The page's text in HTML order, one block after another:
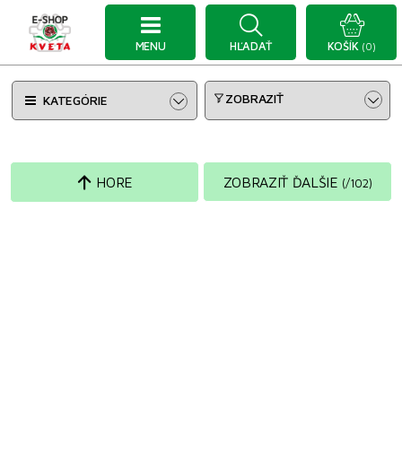
MENU HĽADAŤ KOŠÍK (0)
KATEGÓRIE ZOBRAZIŤ
ZOBRAZIŤ ĎALŠIE (/102)
HORE